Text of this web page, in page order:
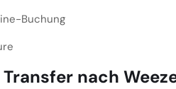
Buchung
nach